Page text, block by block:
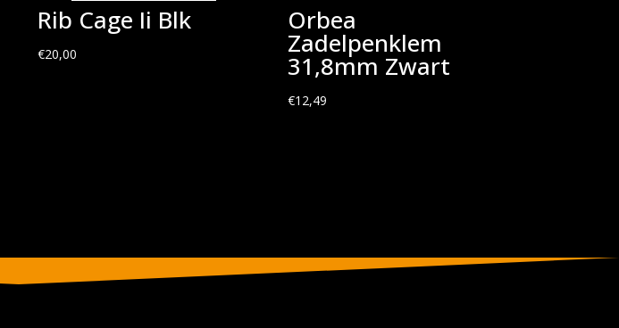
Rib Cage Ii Blk
€20,00
Orbea
Zadelpenklem
31,8mm Zwart
€12,49